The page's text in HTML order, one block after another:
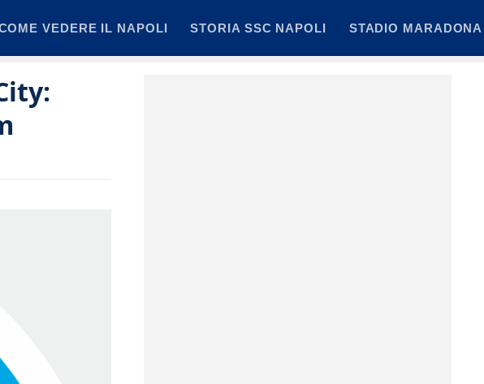
VEDERE IL NAPOLI STORIA SSC NAPOLI STADIO MARADONA